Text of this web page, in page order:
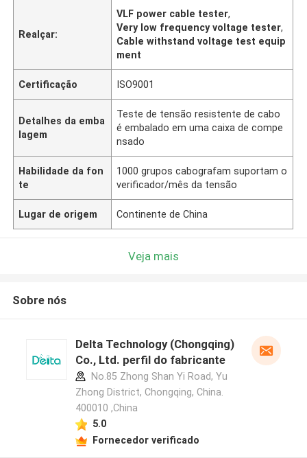
Realçar:
VLF power cable tester,
Very low frequency voltage tester,
Cable withstand voltage test equip
ment
Certificação ISO9001
Detalhes da emba
lagem
Teste de tensão resistente de cabo
é embalado em uma caixa de compe
nsado
Habilidade da fon
te
1000 grupos cabografam suportam o
verificador/mês da tensão
Lugar de origem Continente de China
Veja mais
Sobre nós
Delta Technology (Chongqing)
Co., Ltd. perfil do fabricante
No.85 Zhong Shan Yi Road, Yu
Zhong District, Chongqing, China.
400010 ,China
5.0
Fornecedor verificado